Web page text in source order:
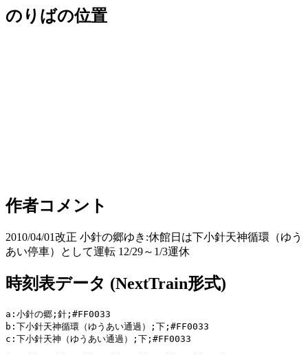
のりばの位置
作者コメント
2010/04/01改正 小針の郷ゆき:休館日は下小針天神循環（ゆう
あい停車）として運転 12/29～1/3運休
時刻表データ (NextTrain形式)
a:小針の郷;針;#FF0033
b:下小針天神循環（ゆうあい通過）;下;#FF0033
c:下小針天神（ゆうあい通過）;下;#FF0033